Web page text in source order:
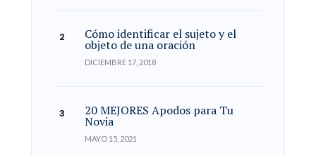
Cómo identificar el sujeto y el
objeto de una oración
DICIEMBRE 17, 2018
20 MEJORES Apodos para Tu
Novia
MAYO 15, 2021